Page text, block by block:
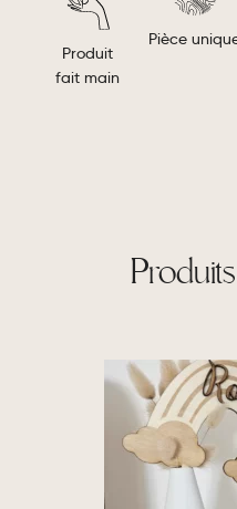
Produit
fait main
Pièce